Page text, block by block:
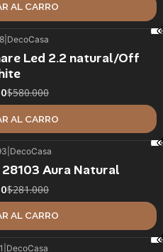
AL CARRO
DecoCasa
Led 2.2 natural/Off
$580.000
AL CARRO
DecoCasa
28103 Aura Natural
$281.000
AL CARRO
DecoCasa